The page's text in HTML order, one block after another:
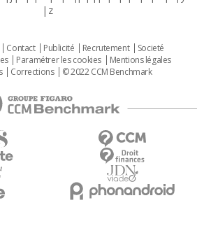
z
Contact Publicité Recrutement
Societé
Paramétrer les cookies
Mentions légales
Corrections © 2022 CCM Benchmark